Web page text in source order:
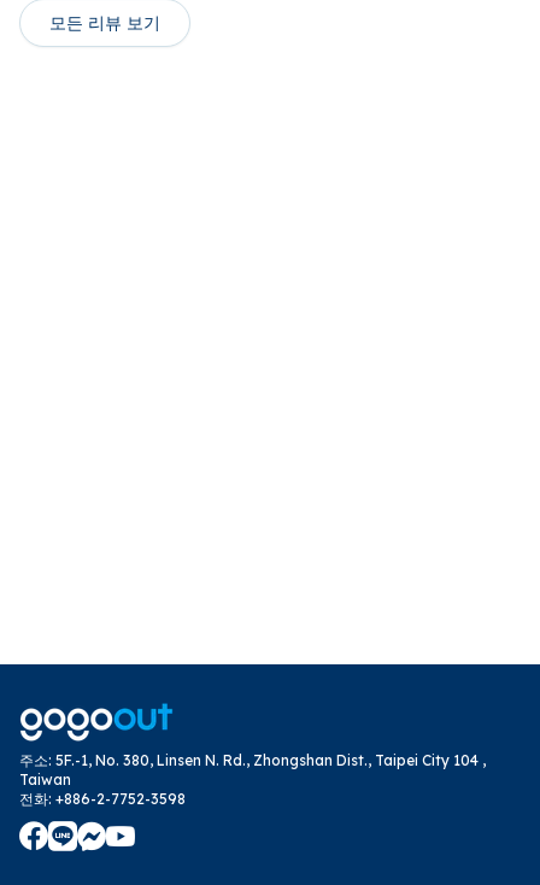
모든 리뷰 보기
주소: 5F.-1, No. 380, Linsen N. Rd., Zhongshan Dist., Taipei City 104 ,
Taiwan
전화: +886-2-7752-3598